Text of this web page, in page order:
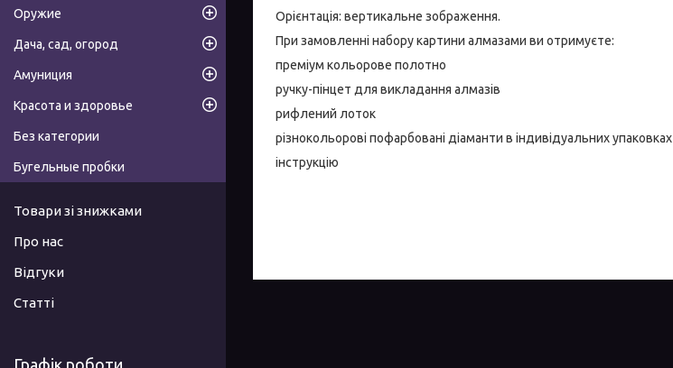
Орієнтація: вертикальне зображення.
При замовленні набору картини алмазами ви отримуєте:
преміум кольорове полотно
ручку-пінцет для викладання алмазів
рифлений лоток
різнокольорові пофарбовані діаманти в індивідуальних упаковках
інструкцію
Оружие
Дача, сад, огород
Амуниция
Красота и здоровье
Без категории
Бугельные пробки
Товари зі знижками
Про нас
Відгуки
Статті